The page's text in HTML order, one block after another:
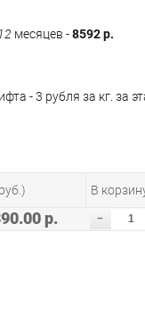
12 месяцев -8592 р.
- 3 рубля за кг. за
В
р. -